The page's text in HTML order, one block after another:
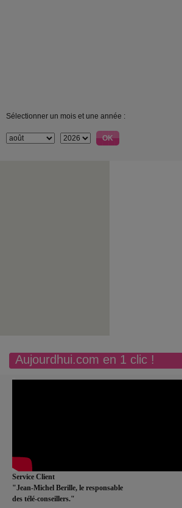
Sélectionner un mois et une année :
Aujourdhui.com en 1 clic !
Service Client
"Jean-Michel Berille, le responsable
des télé-conseillers."